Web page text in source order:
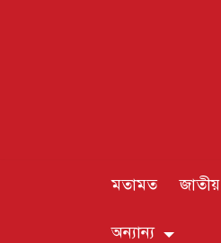
মতামত জাতীয়
অন্যান্য